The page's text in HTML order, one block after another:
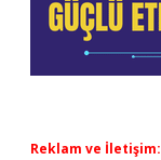
Reklam ve İletişim: